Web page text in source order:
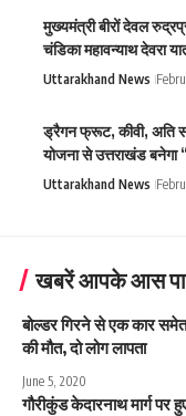
मुख्यमंत्री बीरों देवल
चंडिका महावन्याथ देवरा
Uttarakhand News
ड्रैगन फ्रूट, कीवी, अति
योजना से उत्तराखंड बनेगा
Uttarakhand News
खबरें आपके आस
बोल्डर गिरने से एक कार
की मौत, दो लोग लापता
June 5, 2020
गौरीकुंड केदारनाथ मार्ग पर